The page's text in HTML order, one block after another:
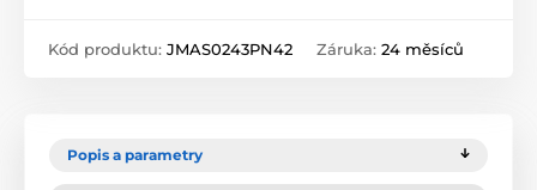
Kód produktu: JMAS0243PN42 Záruka: 24 měsíců
Popis a parametry